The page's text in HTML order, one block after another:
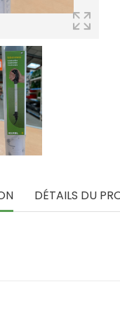
DÉTAILS DU